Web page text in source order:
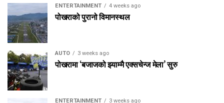
ENTERTAINMENT 4 weeks ago
पोखराको पुरानो विमानस्थल
AUTO 3 weeks ago
पोखरामा ‘बजाजको झ्याम्मै एक्सचेन्ज मेला’ सुरु
ENTERTAINMENT 3 weeks ago